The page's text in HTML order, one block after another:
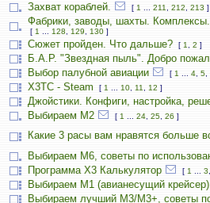
Захват кораблей.
[ 1 211 212 213 ]
Фабрики, заводы, шахты.
[ 1 128 129 130 ]
Сюжет пройден. Что дальше? [ 1 2 ]
Б.А.Р. "Звездная пыль". Добро
Выбор палубной авиации [ 1 4 5
X3TC - Steam [ 1 10 11 12 ]
Джойстики. Конфиги, настройка,
Выбираем М2 [ 1 24 25 26 ]
Какие 3 расы вам нравятся больше
Выбираем М6, советы по
Программа X3 Калькулятор [ 1 3
Выбираем М1 (авианесущий крейсер)
Выбираем лучший M3/M3+, советы